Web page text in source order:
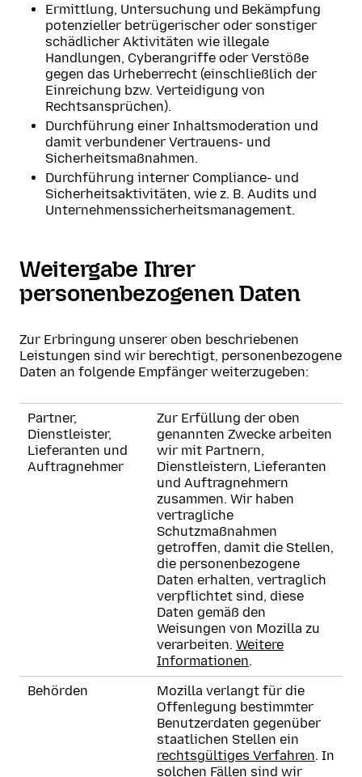
Ermittlung, Untersuchung und Bekämpfung
potenzieller betrügerischer oder sonstiger
schädlicher Aktivitäten wie illegale
Handlungen, Cyberangriffe oder Verstöße
gegen das Urheberrecht (einschließlich der
Einreichung bzw. Verteidigung von
Rechtsansprüchen).
Durchführung einer Inhaltsmoderation und
damit verbundener Vertrauens- und
Sicherheitsmaßnahmen.
Durchführung interner Compliance- und
Sicherheitsaktivitäten, wie z. B. Audits und
Unternehmenssicherheitsmanagement.
Weitergabe Ihrer
personenbezogenen Daten
Zur Erbringung unserer oben beschriebenen
Leistungen sind wir berechtigt, personenbezogene
Daten an folgende Empfänger weiterzugeben:
Partner,
Dienstleister,
Lieferanten und
Auftragnehmer
Zur Erfüllung der oben
genannten Zwecke arbeiten
wir mit Partnern,
Dienstleistern, Lieferanten
und Auftragnehmern
zusammen. Wir haben
vertragliche
Schutzmaßnahmen
getroffen, damit die Stellen,
die personenbezogene
Daten erhalten, vertraglich
verpflichtet sind, diese
Daten gemäß den
Weisungen von Mozilla zu
verarbeiten. Weitere
Informationen.
Behörden
Mozilla verlangt für die
Offenlegung bestimmter
Benutzerdaten gegenüber
staatlichen Stellen ein
rechtsgültiges Verfahren. In
solchen Fällen sind wir